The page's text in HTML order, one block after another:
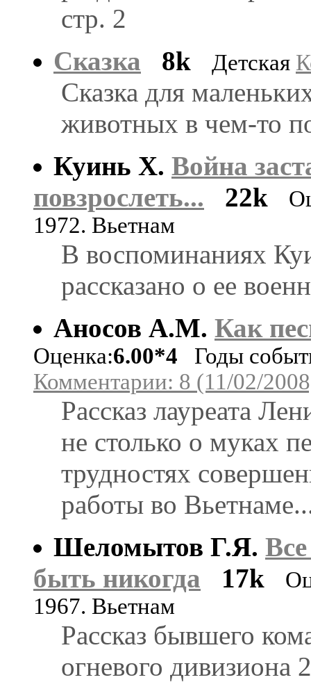
стр. 2
Сказка
8k Детская
Сказка для
животных в чем-то
Куинь Х. Война
повзрослеть...
22k
1972. Вьетнам
В воспоминаниях
рассказано о ее
Аносов А.М. Как
Оценка:6.00*4 Годы
Комментарии: 8 (11/02/
Рассказ лауреата
не столько о муках
трудностях
работы во
Шеломытов Г.Я.
быть никогда
17k
1967. Вьетнам
Рассказ бывшего
огневого дивизиона